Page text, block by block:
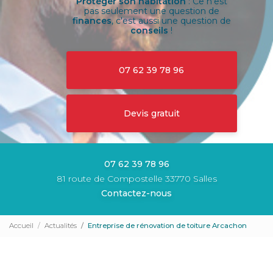
pas seulement une question de
finances, c'est aussi une question de
conseils !
07 62 39 78 96
Devis gratuit
07 62 39 78 96
81 route de Compostelle 33770 Salles
Contactez-nous
Accueil Actualités Entreprise de rénovation de toiture Arcachon